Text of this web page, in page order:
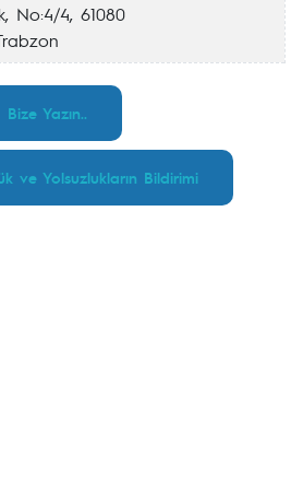
No:4/4, 61080
Bize Yazın..
ve Yolsuzlukların Bildirimi